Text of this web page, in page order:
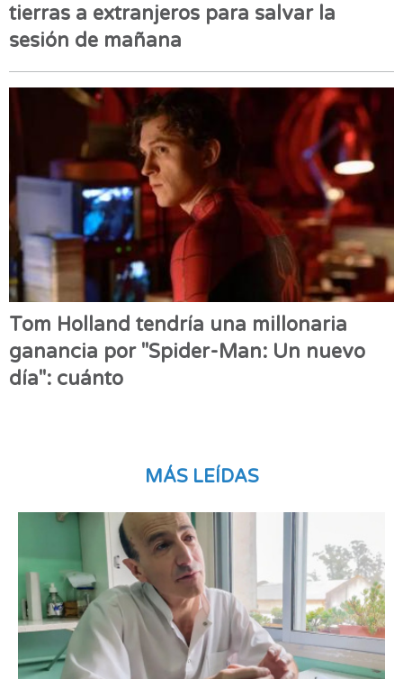
tierras a extranjeros para salvar la
sesión de mañana
Tom Holland tendría una millonaria
ganancia por "Spider-Man: Un nuevo
día": cuánto
MÁS LEÍDAS